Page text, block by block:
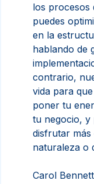
los procesos
puedes
en la
hablando de
contrario,
vida para
poner tu
tu negocio, y
disfrutar más
naturaleza o
Carol Bennett